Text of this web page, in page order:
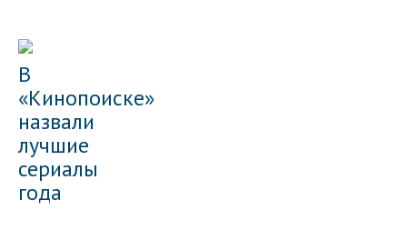
В
«Кинопоиске»
назвали
лучшие
сериалы
года